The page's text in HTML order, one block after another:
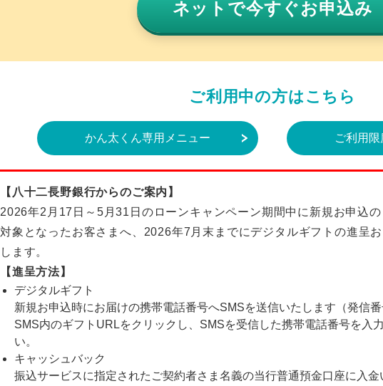
ネットで今すぐお申込み
ご利用中の方はこちら
かん太くん専用メニュー ご利用
【八十二長野銀行からのご案内】
2026年2月17日～5月31日のローンキャンペーン期間中に新規お申込
対象となったお客さまへ、2026年7月末までにデジタルギフトの進呈
します。
【進呈方法】
デジタルギフト
新規お申込時にお届けの携帯電話番号へSMSを送信いたします（発信番
SMS内のギフトURLをクリックし、SMSを受信した携帯電話番号を入
い。
キャッシュバック
振込サービスに指定されたご契約者さま名義の当行普通預金口座に入金